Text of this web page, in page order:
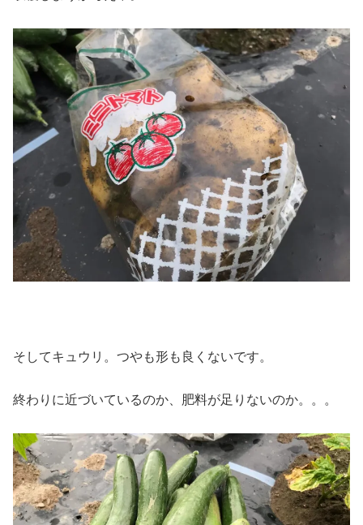
そしてキュウリ。つやも形も良くないです。
終わりに近づいているのか、肥料が足りないのか。。。